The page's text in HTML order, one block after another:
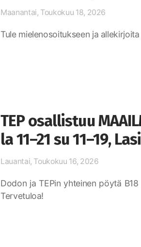
Maanantai, Toukokuu 18, 2026
Tule mielenosoitukseen ja
TEP osallistuu
la 11–21 su 11–19,
Lauantai, Toukokuu 16, 2026
Dodon ja TEPin yhteinen pöytä
Tervetuloa!